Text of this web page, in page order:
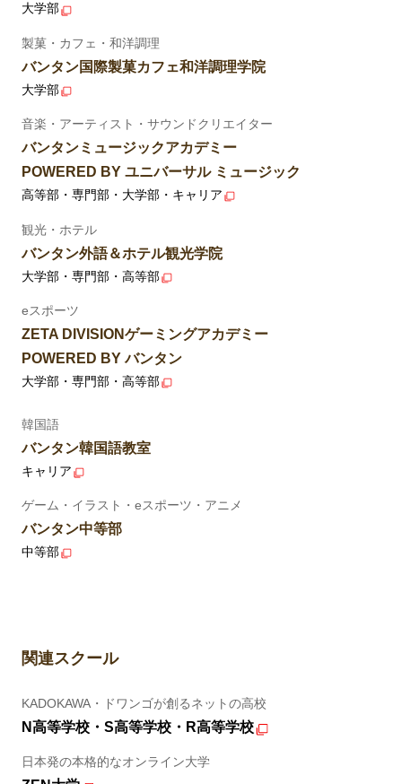
大学部
製菓・カフェ・和洋調理
バンタン国際製菓カフェ和洋調理学院
大学部
音楽・アーティスト・サウンドクリエイター
バンタンミュージックアカデミー
POWERED BY ユニバーサル ミュージック
高等部・専門部・大学部・キャリア
観光・ホテル
バンタン外語＆ホテル観光学院
大学部・専門部・高等部
eスポーツ
ZETA DIVISIONゲーミングアカデミー
POWERED BY バンタン
大学部・専門部・高等部
韓国語
バンタン韓国語教室
キャリア
ゲーム・イラスト・eスポーツ・アニメ
バンタン中等部
中等部
関連スクール
KADOKAWA・ドワンゴが創るネットの高校
N高等学校・S高等学校・R高等学校
日本発の本格的なオンライン大学